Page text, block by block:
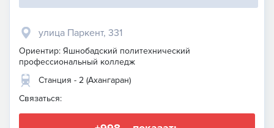
улица Паркент, 331
Ориентир: Яшнобадский политехнический
профессиональный колледж
Станция - 2 (Ахангаран)
Связаться: